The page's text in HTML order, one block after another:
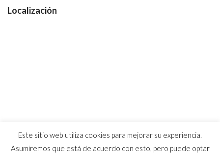
Localización
Este sitio web utiliza cookies para mejorar su experiencia.
Asumiremos que está de acuerdo con esto, pero puede optar